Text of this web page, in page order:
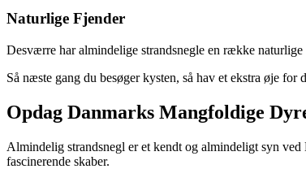
Naturlige Fjender
Desværre har almindelige strandsnegle en række
Så næste gang du besøger kysten, så hav et ekstra øje
Opdag Danmarks Mangfoldige
Almindelig strandsnegl er et kendt og almindeligt syn
fascinerende skaber.